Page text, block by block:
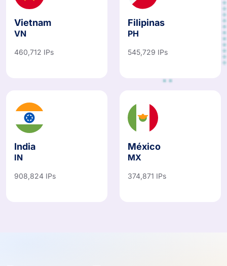
Vietnam
VN
460,712 IPs
Filipinas
PH
545,729 IPs
India
IN
908,824 IPs
México
MX
374,871 IPs